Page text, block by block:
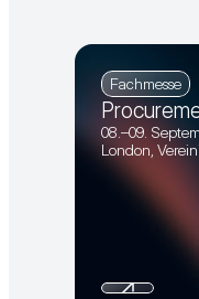
Fachmesse
08.–09.
London,